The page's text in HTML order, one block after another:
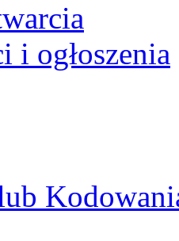
i ogłoszenia